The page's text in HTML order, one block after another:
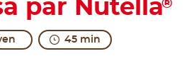
par Nutella®
45 min